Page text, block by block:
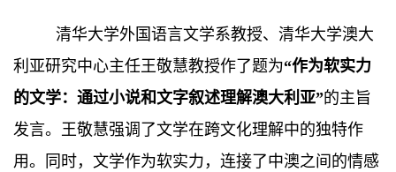
清华大学外国语言文学系教授、清华大学澳大
利亚研究中心主任王敬慧教授作了题为“作为软实力
的文学：通过小说和文字叙述理解澳大利亚”的主旨
发言。王敬慧强调了文学在跨文化理解中的独特作
用。同时，文学作为软实力，连接了中澳之间的情感